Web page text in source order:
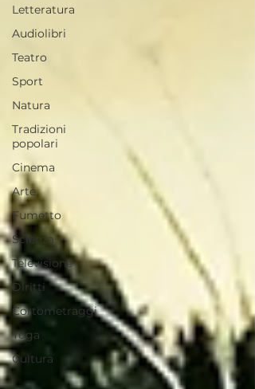
Letteratura
Audiolibri
Teatro
Sport
Natura
Tradizioni
popolari
Cinema
Arte
Fumetto
Scienza
Televisione
Diritti
Cortometraggi
Yoga
Cultura